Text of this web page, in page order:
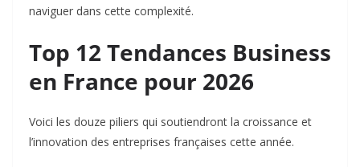
naviguer dans cette complexité.
Top 12 Tendances Business
en France pour 2026
Voici les douze piliers qui soutiendront la croissance et
l’innovation des entreprises françaises cette année.